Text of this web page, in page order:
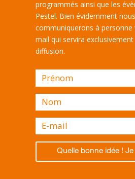
programmés ainsi que les
Pestel. Bien évidemment
communiquerons à personne
mail qui servira
diffusion.
Quelle bonne idée !